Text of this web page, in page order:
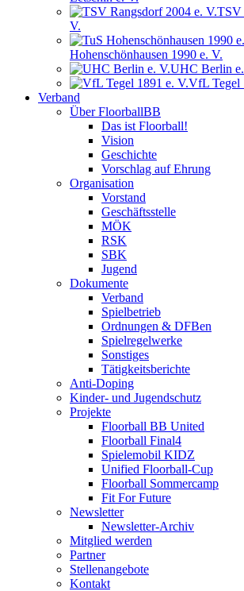
TSV
V.
Hohenschönhausen 1990 e. V.
UHC Berlin
VfL Tegel
Verband
Über FloorballBB
Das ist Floorball!
Vision
Geschichte
Vorschlag auf Ehrung
Organisation
Vorstand
Geschäftsstelle
MÖK
RSK
SBK
Jugend
Dokumente
Verband
Spielbetrieb
Ordnungen & DFBen
Spielregelwerke
Sonstiges
Tätigkeitsberichte
Anti-Doping
Kinder- und Jugendschutz
Projekte
Floorball BB United
Floorball Final4
Spielemobil KIDZ
Unified Floorball-Cup
Floorball Sommercamp
Fit For Future
Newsletter
Newsletter-Archiv
Mitglied werden
Partner
Stellenangebote
Kontakt